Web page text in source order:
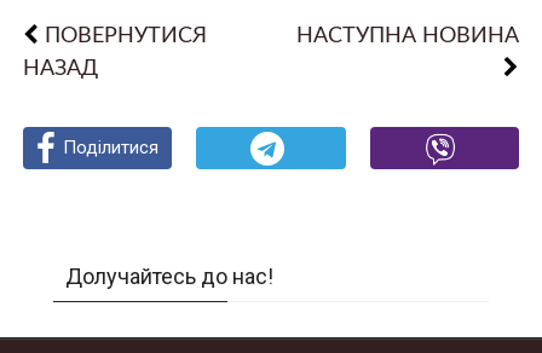
ПОВЕРНУТИСЯ
НАЗАД
НАСТУПНА НОВИНА
Поділитися
Поділитися
Поділитися
Долучайтесь до нас!